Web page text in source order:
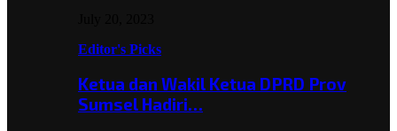
Editor's Picks
Ketua dan Wakil Ketua DPRD Prov
Sumsel Hadiri…